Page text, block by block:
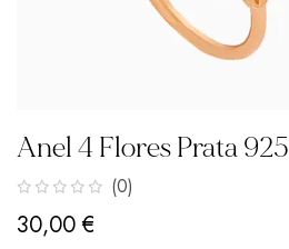
Anel 4 Flores Prata 925
(0)
30,00€